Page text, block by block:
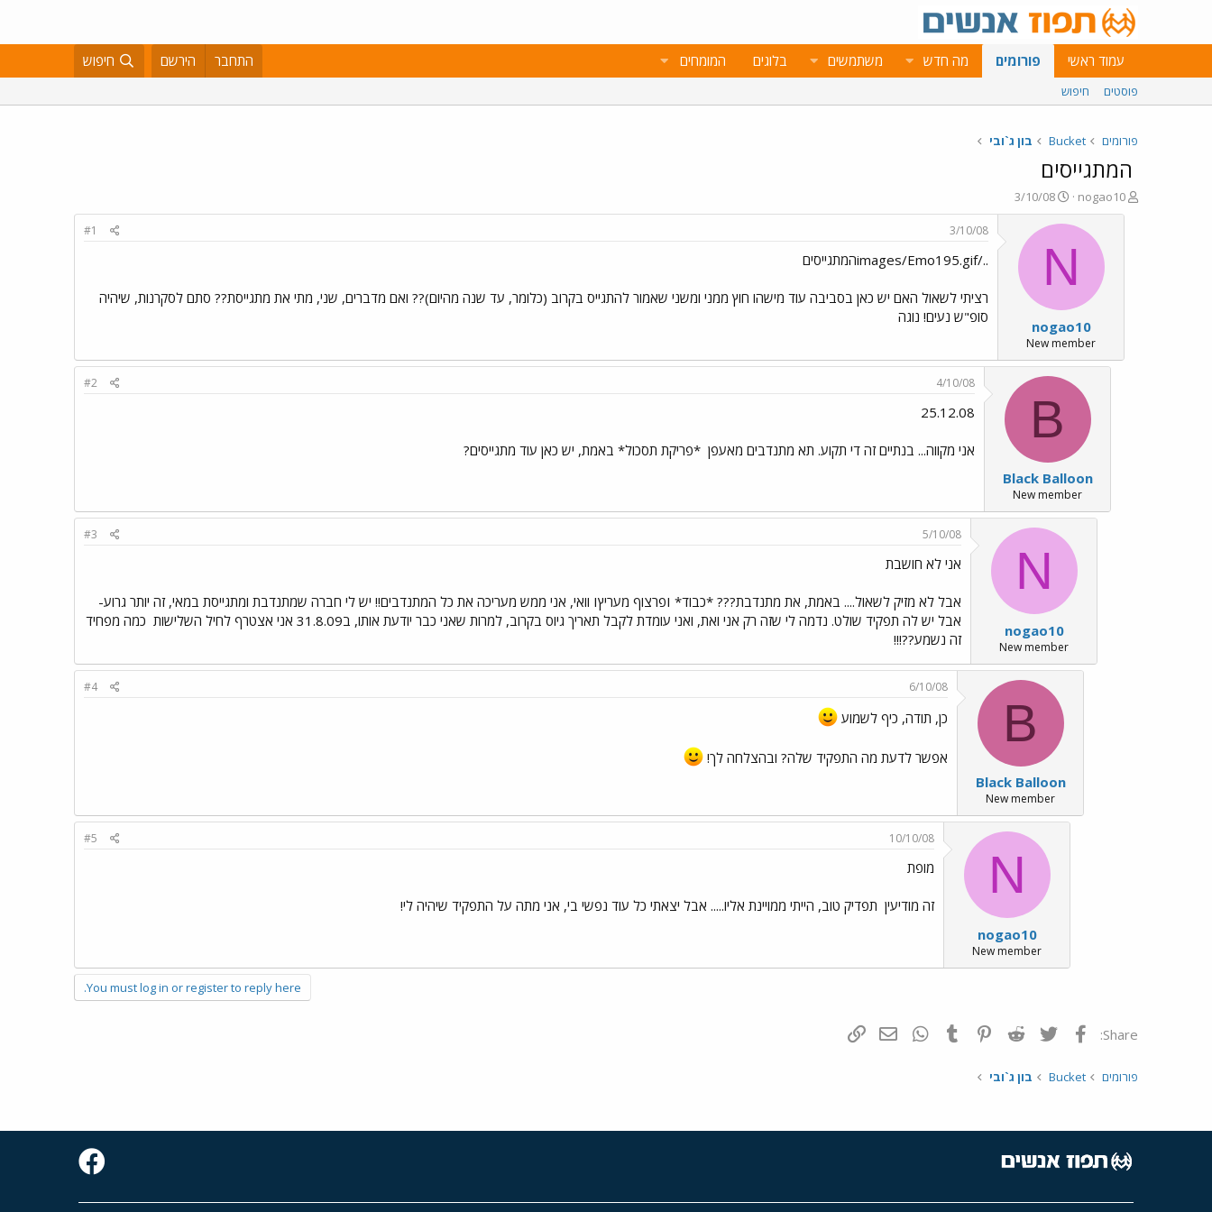
עמוד ראשי פורומים מה חדש משתמשים בלוגים המומחים התחבר הירשם חיפוש
פוסטים חיפוש
פורומים Bucket בון ג`ובי
המתגייסים
פ
ו
nogao10
פ
ו
ר
ם
א
ר
י
ך
3/10/08
N
nogao10
New member
3/10/08
#1
../images/Emo195.gifהמתגייסים
רציתי לשאול האם יש כאן בסביבה עוד מישהו חוץ ממני ומשני שאמור להתגייס בקרוב (כלומר, עד שנה מהיום)?? ואם מדברים, שני, מתי את מתגייסת?? סתם לסקרנות, שיהיה
סופ"ש נעים! נוגה
B
Black Balloon
New member
4/10/08
#2
25.12.08
אני מקווה... בנתיים זה די תקוע. תא מתנדבים מאעפן *פריקת תסכול* באמת, יש כאן עוד מתגייסים?
N
nogao10
New member
5/10/08
#3
אני לא חושבת
אבל לא מזיק לשאול.... באמת, את מתנדבת??? *כבוד* Iפרצוף מעריץI וואי, אני ממש מעריכה את כל המתנדבים!! יש לי חברה שמתנדבת ומתגייסת במאי, זה יותר גרוע-
אבל יש לה תפקיד שולט. נדמה לי שזה רק אני ואת, ואני עומדת לקבל תאריך גיוס בקרוב, למרות שאני כבר יודעת אותו, ב31.8.09 אני אצטרף לחיל השלישות
כמה מפחיד
זה נשמע??!!!
B
Black Balloon
New member
6/10/08
#4
כן, תודה, כיף לשמוע
אפשר לדעת מה התפקיד שלה? ובהצלחה לך!
N
nogao10
New member
10/10/08
#5
מופת
זה מודיעין תפדיק טוב, הייתי ממויינת אליו..... אבל יצאתי כל עוד נפשי בי, אני מתה על התפקיד שיהיה לי!
You must log in or register to reply here.
Share: פייסבוק Twitter
Reddit
Pinterest
Tumblr
WhatsAppדואר אלקטרוני
פורומים Bucket בון ג`ובי